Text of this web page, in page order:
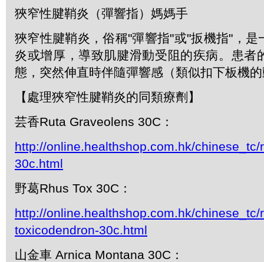
狹窄性腱鞘炎（彈響指）媽媽手
狹窄性腱鞘炎，俗稱"彈響指"或"扳機指"，是
炎或增厚，導致肌腱滑動受阻的疾病。患者
態，突然伸直時伴隨彈響感（類似扣下板機的
【處理狹窄性腱鞘炎的同類療劑】
芸香Ruta Graveolens 30C：
http://online.healthshop.com.hk/
30c.html
野葛Rhus Tox 30C：
http://online.healthshop.com.hk/chinese_tc/
toxicodendron-30c.html
山金車 Arnica Montana 30C：